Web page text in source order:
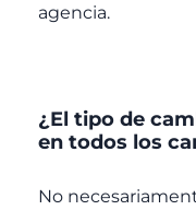
agencia.
¿El tipo de
en todos los
No